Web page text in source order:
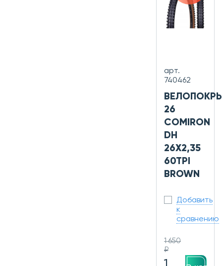
арт.
740462
26
COMIRON
DH
26X2,35
60TPI
BROWN
Добавить
к
сравнению
1 650
₽
1